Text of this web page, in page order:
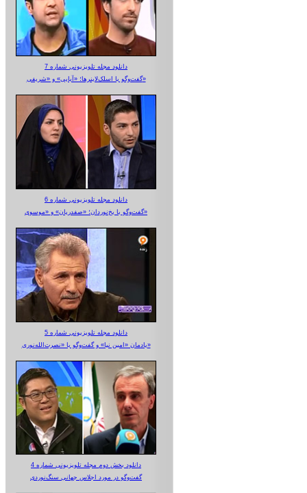
دانلود مجله تلویزیونی شماره 7
گفت‌وگو با اسلک‌لاینرها؛ «آبایی» و «شریفی»
دانلود مجله تلویزیونی شماره 6
گفت‌وگو با یخ‌نوردان؛ «صفدریان» و «موسوی»
دانلود مجله تلویزیونی شماره 5
یادمان «امین نیا» و گفت‌وگو با «نصرت‌الله‌نوری»
دانلود بخش دوم مجله تلویزیونی شماره 4
گفت‌وگو در مورد اجلاس جهانی سنگ‌نوردی